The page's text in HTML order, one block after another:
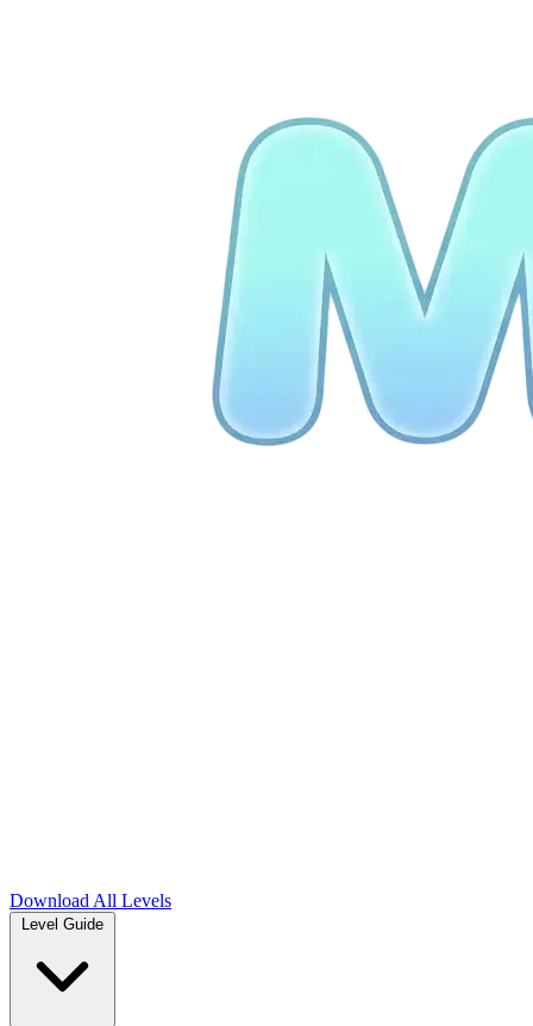
Download All Levels
Level Guide